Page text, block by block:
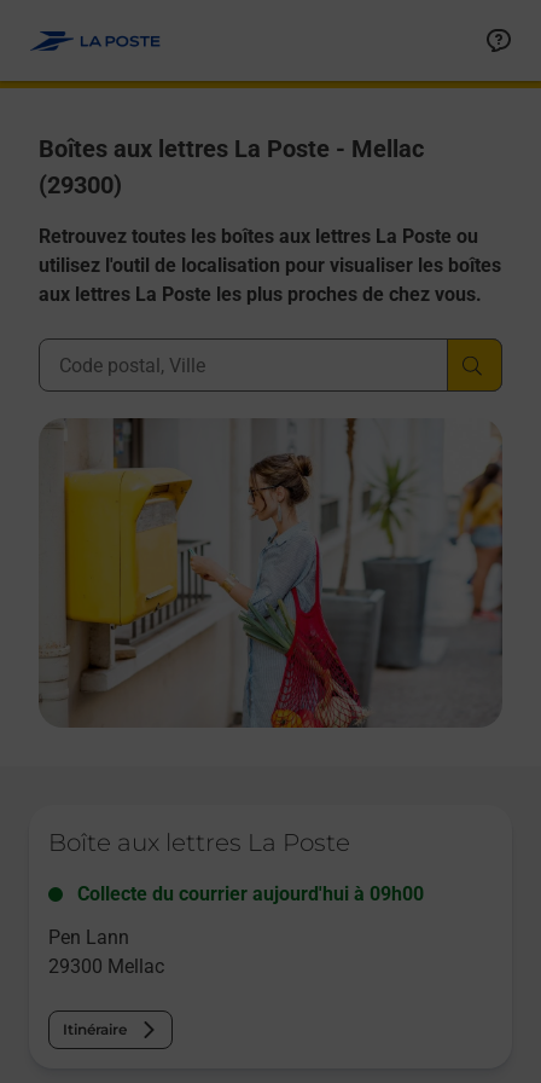
Boîtes aux lettres La Poste - Mellac
(29300)
Retrouvez toutes les boîtes aux lettres La Poste ou
utilisez l'outil de localisation pour visualiser les boîtes
aux lettres La Poste les plus proches de chez vous.
Ville, Département, Code Postal
Boîte aux lettres La Poste
Collecte du courrier aujourd'hui à 09h00
Pen Lann
29300 Mellac
Itinéraire